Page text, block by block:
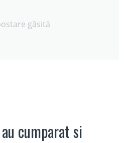
găsită
cumparat si